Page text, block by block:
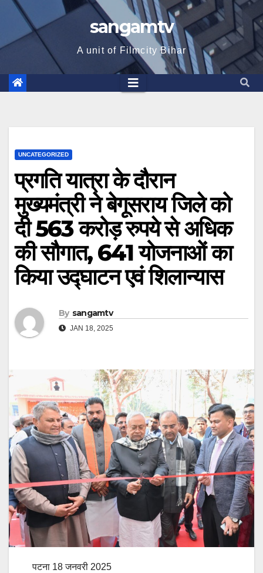
sangamtv
A unit of Filmcity Bihar
UNCATEGORIZED
प्रगति यात्रा के दौरान
मुख्यमंत्री ने बेगूसराय जिले को
दी 563 करोड़ रुपये से अधिक
की सौगात, 641 योजनाओं का
किया उद्घाटन एवं शिलान्यास
By sangamtv
JAN 18, 2025
पटना 18 जनवरी 2025